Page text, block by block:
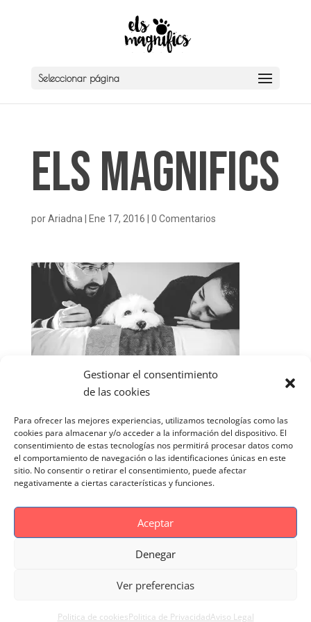
Gestionar el consentimiento
de las cookies
Para ofrecer las mejores experiencias, utilizamos tecnologías como las
cookies para almacenar y/o acceder a la información del dispositivo. El
consentimiento de estas tecnologías nos permitirá procesar datos como
el comportamiento de navegación o las identificaciones únicas en este
sitio. No consentir o retirar el consentimiento, puede afectar
negativamente a ciertas características y funciones.
Aceptar
Denegar
Ver preferencias
Politica de cookiesPolitica de PrivacidadAviso Legal
Seleccionar página
Els Magnifics
porAriadna Ene 17, 2016 0 Comentarios
Politica de Privacidad
Reportaje Magnific